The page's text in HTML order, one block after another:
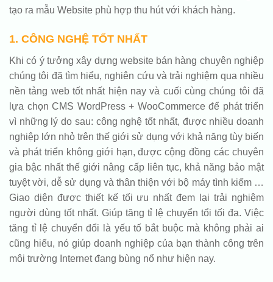
tạo ra mẫu Website phù hợp thu hút với khách hàng.
1. CÔNG NGHỆ TỐT NHẤT
Khi có ý tưởng xây dựng website bán hàng chuyên nghiệp
chúng tôi đã tìm hiểu, nghiên cứu và trải nghiệm qua nhiều
nền tảng web tốt nhất hiện nay và cuối cùng chúng tôi đã
lựa chọn CMS WordPress + WooCommerce để phát triển
vì những lý do sau: công nghệ tốt nhất, được nhiều doanh
nghiệp lớn nhỏ trên thế giới sử dụng với khả năng tùy biến
và phát triển không giới hạn, được cộng đồng các chuyên
gia bậc nhất thế giới nâng cấp liên tục, khả năng bảo mật
tuyệt vời, dễ sử dụng và thân thiện với bộ máy tình kiếm …
Giao diện được thiết kế tối ưu nhất đem lại trải nghiệm
người dùng tốt nhất. Giúp tăng tỉ lệ chuyển tổi tối đa. Việc
tăng tỉ lệ chuyển đổi là yếu tố bắt buộc mà không phải ai
cũng hiểu, nó giúp doanh nghiệp của bạn thành công trên
môi trường Internet đang bùng nổ như hiện nay.